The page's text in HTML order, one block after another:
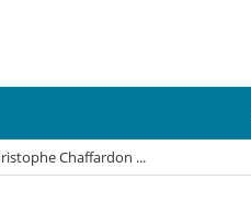
Chaffardon ...